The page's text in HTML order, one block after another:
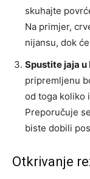
skuhajte
Na primjer,
nijansu, dok
Spustite jaja u
pripremljenu
od toga koliko
Preporučuje
biste dobili
Otkrivanje